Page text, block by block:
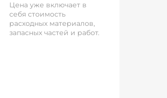
Цена уже включает в
себя стоимость
расходных материалов,
запасных частей и работ.